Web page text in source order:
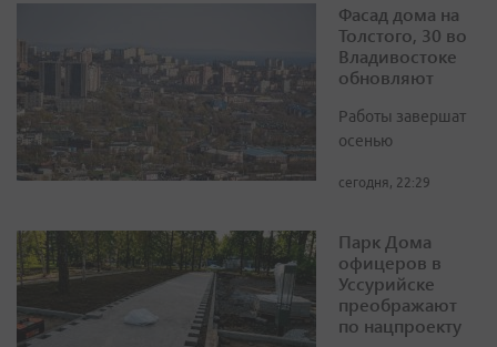
Фасад дома на
Толстого, 30 во
Владивостоке
обновляют
Работы завершат
осенью
сегодня, 22:29
Парк Дома
офицеров в
Уссурийске
преображают
по нацпроекту